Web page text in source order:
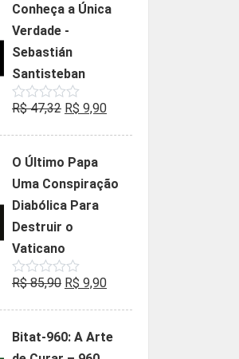
era:
Conheça a Única
Verdade -
Sebastián
Santisteban
Avaliação
de
R$47,32 O
era:
R$ 47,32.
R$ 9,90O
R$ 9,90.
O Último Papa
Uma Conspiração
Diabólica Para
Destruir o
Vaticano
Avaliação
de
R$85,90 O
era:
R$ 9,90O
é:
Bitat-960: A Arte